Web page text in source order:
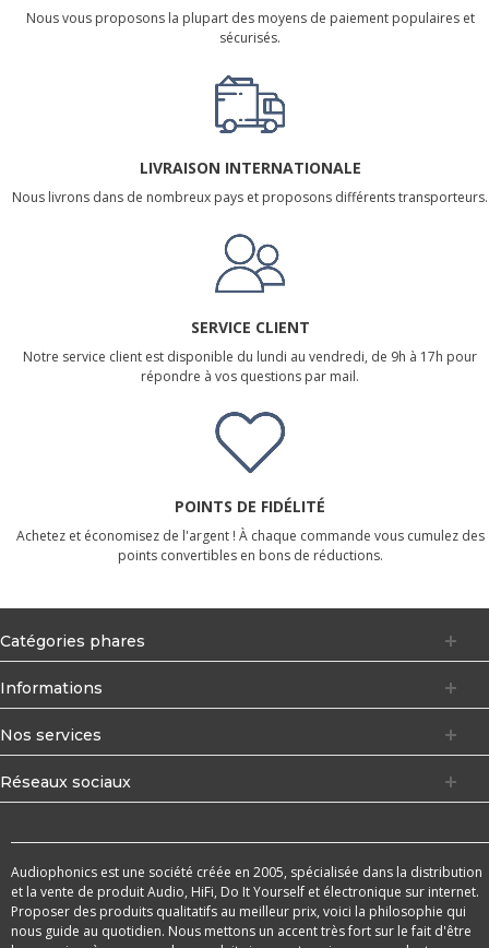
Nous vous proposons la plupart des moyens de paiement populaires et
sécurisés.
LIVRAISON INTERNATIONALE
Nous livrons dans de nombreux pays et proposons différents transporteurs.
SERVICE CLIENT
Notre service client est disponible du lundi au vendredi, de 9h à 17h pour
répondre à vos questions par mail.
POINTS DE FIDÉLITÉ
Achetez et économisez de l'argent ! À chaque commande vous cumulez des
points convertibles en bons de réductions.
Catégories phares
Informations
Nos services
Réseaux sociaux
Audiophonics est une société créée en 2005, spécialisée dans la distribution
et la vente de produit Audio, HiFi, Do It Yourself et électronique sur internet.
Proposer des produits qualitatifs au meilleur prix, voici la philosophie qui
nous guide au quotidien. Nous mettons un accent très fort sur le fait d'être